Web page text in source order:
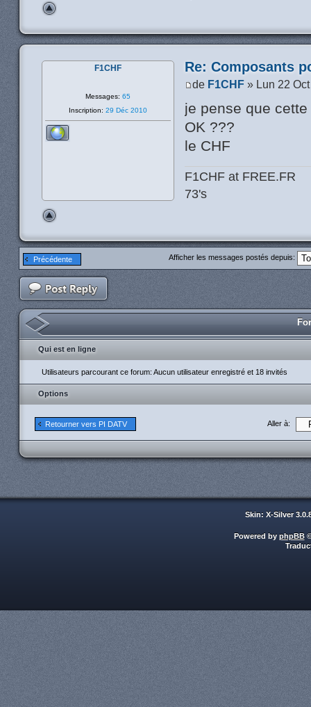
Re: Composants
de F1CHF » Lun 22
je pense que
OK ???
le CHF
F1CHF at FREE.FR
73's
F1CHF
Messages: 65
Inscription: 29 Déc 2010
Précédente Afficher les messages postés depuis:
Qui est en ligne
Utilisateurs parcourant ce forum: Aucun utilisateur enregistré et 18 invités
Options
Retourner vers PI DATV Aller à:
Skin: X-Silver
Powered by phpBB©